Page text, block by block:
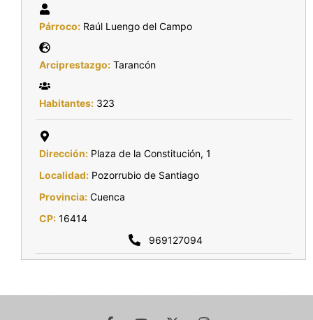
Párroco: Raúl Luengo del Campo
Arciprestazgo: Tarancón
Habitantes: 323
Dirección: Plaza de la Constitución, 1
Localidad: Pozorrubio de Santiago
Provincia: Cuenca
CP: 16414
969127094